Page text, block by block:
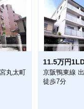
丸太町
11.5万円
京阪鴨東線
徒歩7分